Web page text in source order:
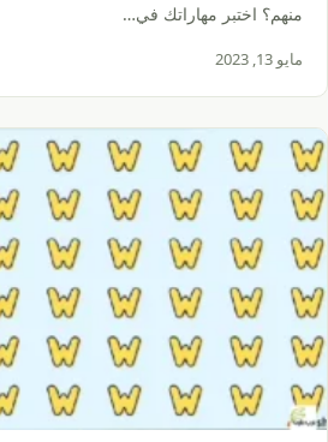
منهم؟ اختبر مهاراتك في…
مايو 13, 2023